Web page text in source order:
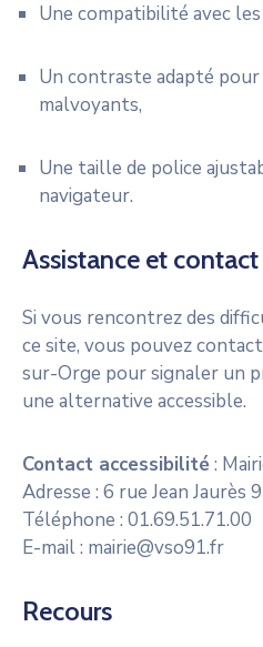
Une compatibilité avec
Un contraste adapté
malvoyants,
Une taille de police
navigateur.
Assistance et contact
Si vous rencontrez des
ce site, vous pouvez
sur-Orge pour signaler un
une alternative accessible.
Contact accessibilité :
Adresse : 6 rue Jean
Téléphone : 01.69.51.71.00
E-mail : mairie@vso91.fr
Recours